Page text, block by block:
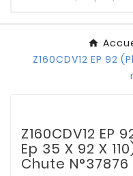
Z160CDV12 EP 92
Z160CDV12 EP
Ep 35 X 92 X
Chute N°37876